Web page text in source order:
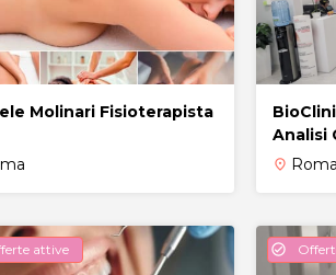
Molinari Fisioterapista
Analisi
place Roma
attive check_circle